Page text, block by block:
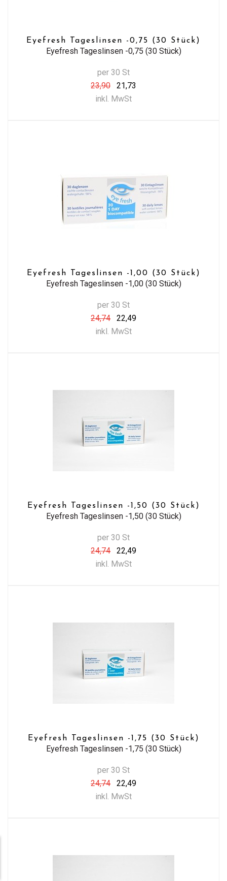
Eyefresh Tageslinsen -0,75 (30 Stück)
Eyefresh Tageslinsen -0,75 (30 Stück)
per 30 St
23,90
21,73
inkl. MwSt
Eyefresh Tageslinsen -1,00 (30 Stück)
Eyefresh Tageslinsen -1,00 (30 Stück)
per 30 St
24,74
22,49
inkl. MwSt
Eyefresh Tageslinsen -1,50 (30 Stück)
Eyefresh Tageslinsen -1,50 (30 Stück)
per 30 St
24,74
22,49
inkl. MwSt
Eyefresh Tageslinsen -1,75 (30 Stück)
Eyefresh Tageslinsen -1,75 (30 Stück)
per 30 St
24,74
22,49
inkl. MwSt